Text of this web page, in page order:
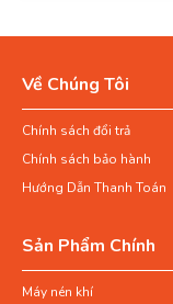
Về Chúng Tôi
Chính sách đổi trả
Chính sách bảo hành
Hướng Dẫn Thanh Toán
Sản Phẩm Chính
Máy nén khí